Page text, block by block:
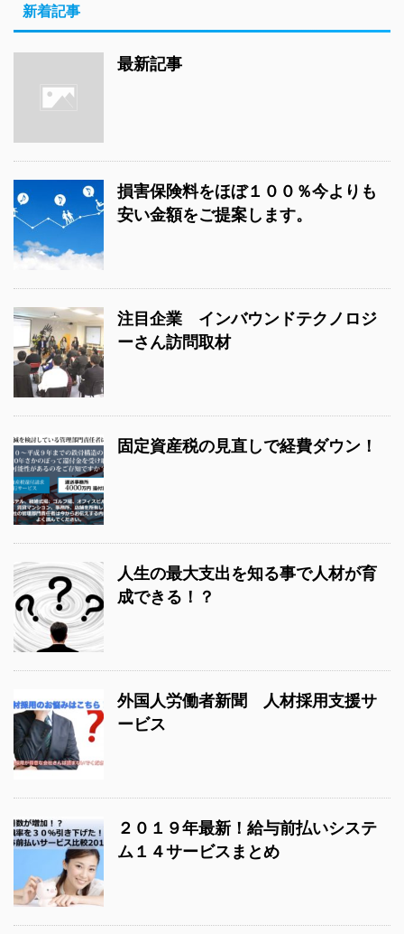
新着記事
最新記事
損害保険料をほぼ１００％今よりも
安い金額をご提案します。
注目企業 インバウンドテクノロジ
ーさん訪問取材
固定資産税の見直しで経費ダウン！
人生の最大支出を知る事で人材が育
成できる！？
外国人労働者新聞 人材採用支援サ
ービス
２０１９年最新！給与前払いシステ
ム１４サービスまとめ